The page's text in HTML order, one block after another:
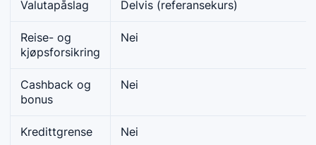
Valutapåslag Delvis (referansekurs)
Reise- og
kjøpsforsikring
Nei
Cashback og
bonus
Nei
Kredittgrense Nei